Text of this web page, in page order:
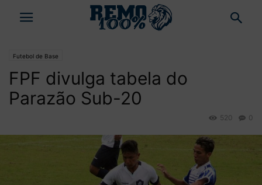
Futebol de Base
FPF divulga tabela do
Parazão Sub-20
0
520